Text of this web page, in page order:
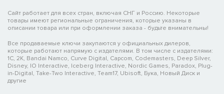
Сайт работает для всех стран, включая СНГ и Россию. Некоторые
товары имеют региональные ограничения, которые указаны в
описании товара или при оформлении заказа - будьте внимательны!
Все продаваемые ключи закупаются у официальных дилеров,
которые работают напрямую с издателями. В том числе с издателями:
1C, 2K, Bandai Namco, Curve Digital, Capcom, Codemasters, Deep Silver,
Disney, IO Interactive, Iceberg Interactive, Nordic Games, Paradox, Plug-
in-Digital, Take-Two Interactive, Team17, Ubisoft, Бука, Новый Диск и
другие